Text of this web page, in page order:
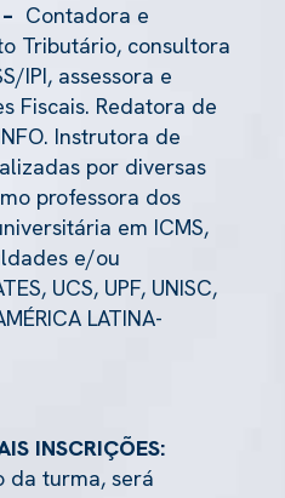
Contadora e
Tributário, consultora
IPI, assessora e
Fiscais. Redatora de
Instrutora de
por diversas
professora dos
em ICMS,
e/ou
UCS, UPF, UNISC,
LATINA-
INSCRIÇÕES:
da turma, será